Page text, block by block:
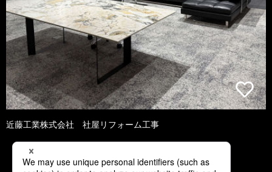
近藤工業株式会社 社屋リフォーム工事